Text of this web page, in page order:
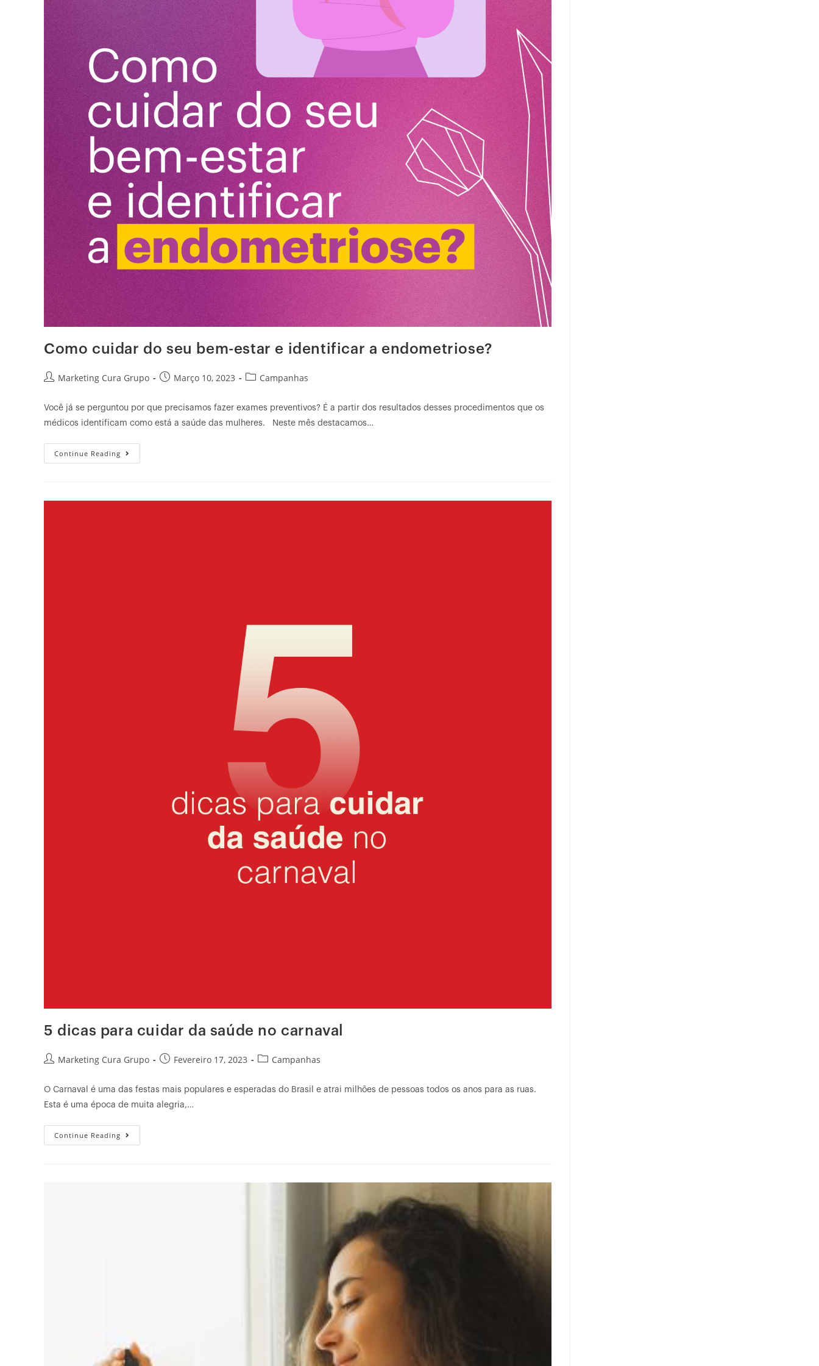
Como cuidar do seu bem-estar e identificar a endometriose?
Marketing Cura Grupo Março 10, 2023 Campanhas
Você já se perguntou por que precisamos fazer exames preventivos? É a partir dos resultados desses procedimentos que os
médicos identificam como está a saúde das mulheres. Neste mês destacamos…
Continue Reading
5 dicas para cuidar da saúde no carnaval
Marketing Cura Grupo Fevereiro 17, 2023 Campanhas
O Carnaval é uma das festas mais populares e esperadas do Brasil e atrai milhões de pessoas todos os anos para as ruas.
Esta é uma época de muita alegria,…
Continue Reading